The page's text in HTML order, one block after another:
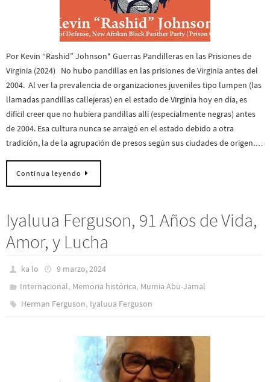
Por Kevin “Rashid” Johnson* Guerras Pandilleras en las Prisiones de
Virginia (2024) No hubo pandillas en las prisiones de Virginia antes del
2004. Al ver la prevalencia de organizaciones juveniles tipo lumpen (las
llamadas pandillas callejeras) en el estado de Virginia hoy en día, es
difícil creer que no hubiera pandillas allí (especialmente negras) antes
de 2004. Esa cultura nunca se arraigó en el estado debido a otra
tradición, la de la agrupación de presos según sus ciudades de origen.…
Continua leyendo
Iyaluua Ferguson, 91 Años de Vida,
Amor, y Lucha
ka lo
9 marzo, 2024
Internacional, Memoria histórica, Mumia Abu-Jamal
Herman Ferguson, Iyaluua Ferguson